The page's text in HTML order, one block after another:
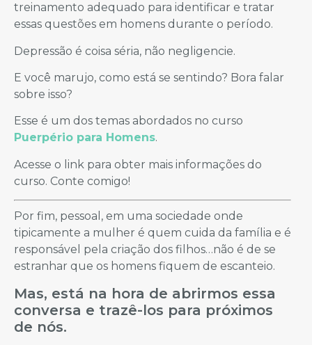
treinamento adequado para identificar e tratar
essas questões em homens durante o período.
Depressão é coisa séria, não negligencie.
E você marujo, como está se sentindo? Bora falar
sobre isso?
Esse é um dos temas abordados no curso
Puerpério para Homens.
Acesse o link para obter mais informações do
curso. Conte comigo!
Por fim, pessoal, em uma sociedade onde
tipicamente a mulher é quem cuida da família e é
responsável pela criação dos filhos…não é de se
estranhar que os homens fiquem de escanteio.
Mas, está na hora de abrirmos essa
conversa e trazê-los para próximos
de nós.